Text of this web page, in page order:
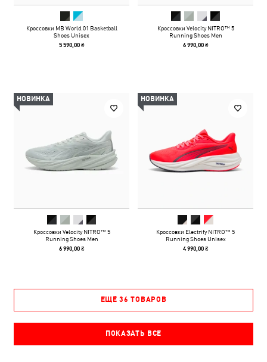
Кроссовки MB World.01 Basketball
Shoes Unisex
5 590,00 ₴
Кроссовки Velocity NITRO™ 5
Running Shoes Men
6 990,00 ₴
НОВИНКА
Кроссовки Velocity NITRO™ 5
Running Shoes Men
6 990,00 ₴
НОВИНКА
Кроссовки Electrify NITRO™ 5
Running Shoes Unisex
4 990,00 ₴
ЕЩЁ 36 ТОВАРОВ
ПОКАЗАТЬ ВСЕ